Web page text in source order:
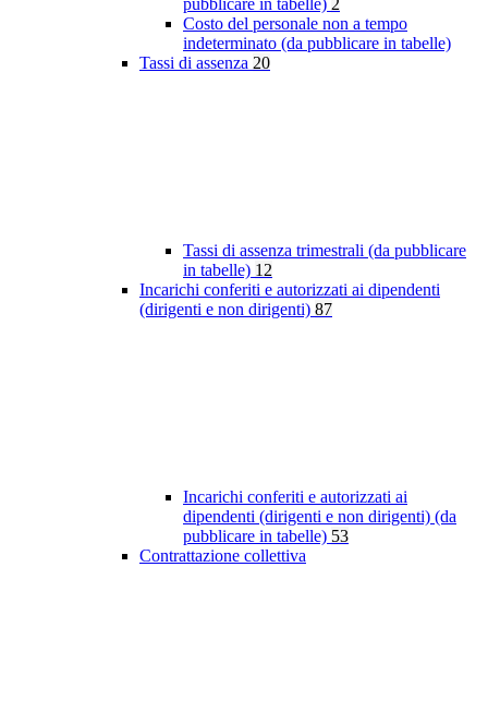
pubblicare in tabelle) 2
Costo del personale non a tempo
indeterminato (da pubblicare in tabelle)
Tassi di assenza 20
Tassi di assenza trimestrali (da pubblicare
in tabelle) 12
Incarichi conferiti e autorizzati ai dipendenti
(dirigenti e non dirigenti) 87
Incarichi conferiti e autorizzati ai
dipendenti (dirigenti e non dirigenti) (da
pubblicare in tabelle) 53
Contrattazione collettiva